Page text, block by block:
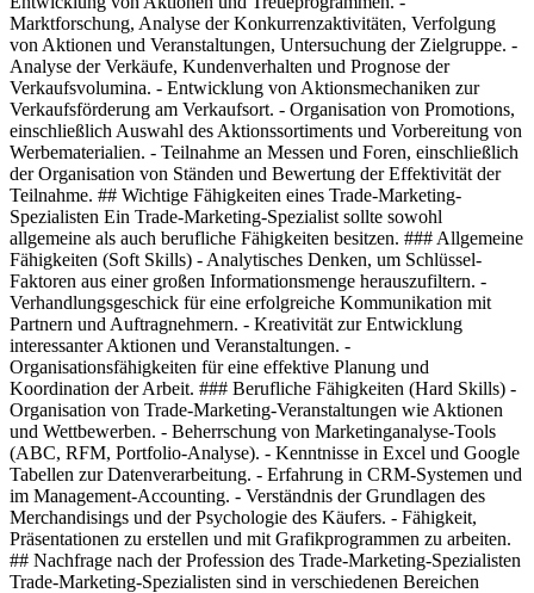
Marktforschung, Analyse der Konkurrenzaktivitäten, Verfolgung
von Aktionen und Veranstaltungen, Untersuchung der Zielgruppe. -
Analyse der Verkäufe, Kundenverhalten und Prognose der
Verkaufsvolumina. - Entwicklung von Aktionsmechaniken zur
Verkaufsförderung am Verkaufsort. - Organisation von Promotions,
einschließlich Auswahl des Aktionssortiments und Vorbereitung von
Werbematerialien. - Teilnahme an Messen und Foren, einschließlich
der Organisation von Ständen und Bewertung der Effektivität der
Teilnahme. ## Wichtige Fähigkeiten eines Trade-Marketing-
Spezialisten Ein Trade-Marketing-Spezialist sollte sowohl
allgemeine als auch berufliche Fähigkeiten besitzen. ### Allgemeine
Fähigkeiten (Soft Skills) - Analytisches Denken, um Schlüssel-
Faktoren aus einer großen Informationsmenge herauszufiltern. -
Verhandlungsgeschick für eine erfolgreiche Kommunikation mit
Partnern und Auftragnehmern. - Kreativität zur Entwicklung
interessanter Aktionen und Veranstaltungen. -
Organisationsfähigkeiten für eine effektive Planung und
Koordination der Arbeit. ### Berufliche Fähigkeiten (Hard Skills) -
Organisation von Trade-Marketing-Veranstaltungen wie Aktionen
und Wettbewerben. - Beherrschung von Marketinganalyse-Tools
(ABC, RFM, Portfolio-Analyse). - Kenntnisse in Excel und Google
Tabellen zur Datenverarbeitung. - Erfahrung in CRM-Systemen und
im Management-Accounting. - Verständnis der Grundlagen des
Merchandisings und der Psychologie des Käufers. - Fähigkeit,
Präsentationen zu erstellen und mit Grafikprogrammen zu arbeiten.
## Nachfrage nach der Profession des Trade-Marketing-Spezialisten
Trade-Marketing-Spezialisten sind in verschiedenen Bereichen